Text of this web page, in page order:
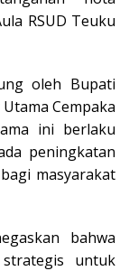
RSUD Teuku
oleh Bupati
Cempaka
ini berlaku
peningkatan
masyarakat
bahwa
untuk